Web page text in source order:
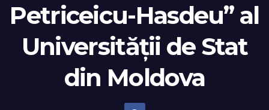
Petriceicu-Hasdeu” al
Universității de Stat
din Moldova